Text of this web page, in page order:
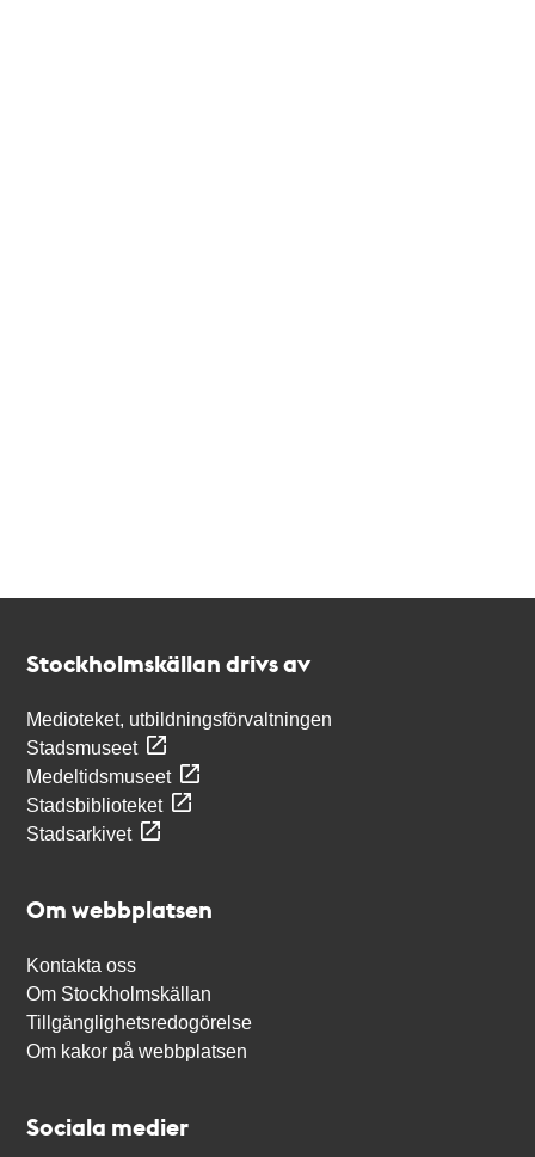
Stockholmskällan drivs av
Medioteket, utbildningsförvaltningen
Stadsmuseet
Medeltidsmuseet
Stadsbiblioteket
Stadsarkivet
Om webbplatsen
Kontakta oss
Om Stockholmskällan
Tillgänglighetsredogörelse
Om kakor på webbplatsen
Sociala medier